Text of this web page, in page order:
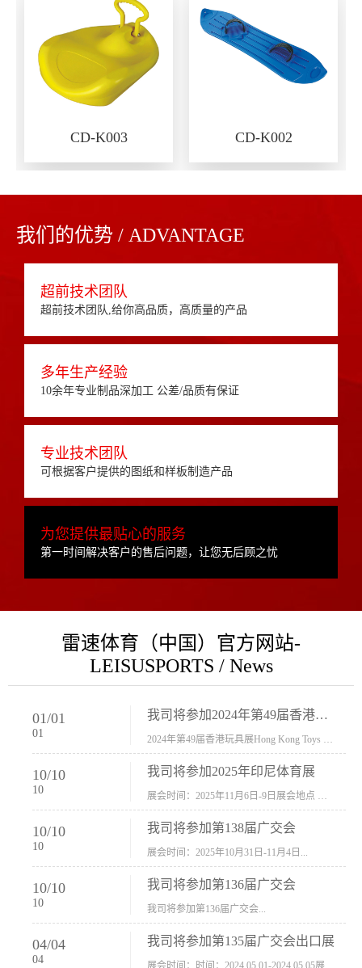
CD-K003 CD-K002
我们的优势 / ADVANTAGE
超前技术团队
超前技术团队,给你高品质，高质量的产品
多年生产经验
10余年专业制品深加工 公差/品质有保证
专业技术团队
可根据客户提供的图纸和样板制造产品
为您提供最贴心的服务
第一时间解决客户的售后问题，让您无后顾之忧
雷速体育（中国）官方网站-
LEISUSPORTS / News
01/01
01
我司将参加2024年第49届香港玩具展Hong Kong Toys & Games Fair 欢迎新···
10/10
10
我司将参加2025年印尼体育展
10/10
10
我司将参加第138届广交会
展会时间：2025年10月31日-11月4日...
10/10
10
我司将参加第136届广交会
我司将参加第136届广交会...
04/04
04
我司将参加第135届广交会出口展
展会时间：时间：2024.05.01-2024.05.05展会地址：中国进出口商品交易会展馆福建康莱宝公司展位号12.1G37-38、H11-12，浙江康莱宝展位号17.1B23-24、C19-20...